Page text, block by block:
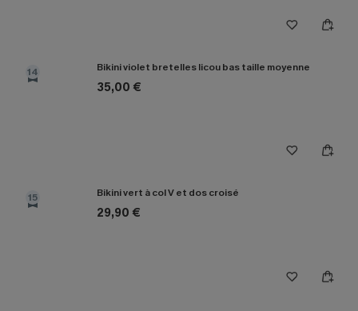
14 Bikini violet bretelles licou bas taille moyenne
35,00 €
15 Bikini vert à col V et dos croisé
29,90 €